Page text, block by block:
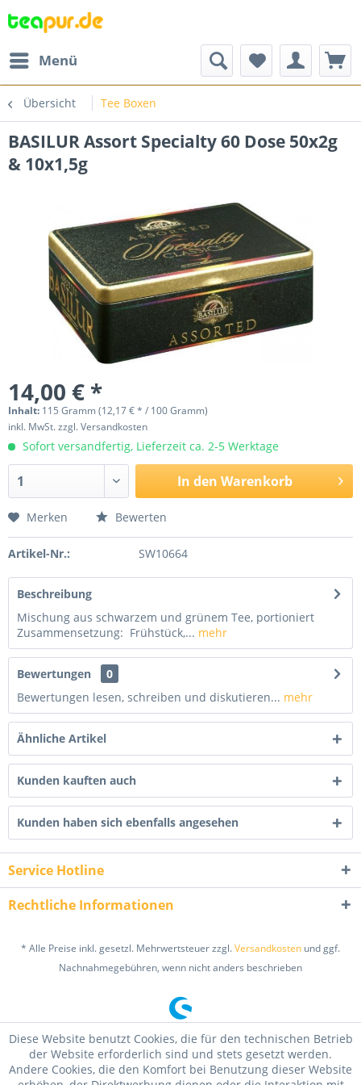
Menü
Übersicht Tee Boxen
BASILUR Assort Specialty 60 Dose 50x2g
& 10x1,5g
14,00 € *
Inhalt: 115 Gramm (12,17 € * / 100 Gramm)
inkl. MwSt.zzgl. Versandkosten
Sofort versandfertig, Lieferzeit ca. 2-5 Werktage
In den Warenkorb
Merken Bewerten
Artikel-Nr.: SW10664
Beschreibung
Mischung aus schwarzem und grünem Tee, portioniert
Zusammensetzung: Frühstück,... mehr
Bewertungen
0
Bewertungen lesen, schreiben und diskutieren... mehr
Ähnliche Artikel
Kunden kauften auch
Kunden haben sich ebenfalls angesehen
Service Hotline
Rechtliche Informationen
* Alle Preise inkl. gesetzl. Mehrwertsteuer zzgl.Versandkosten und ggf.
Nachnahmegebühren, wenn nicht anders beschrieben
Diese Website benutzt Cookies, die für den technischen Betrieb
der Website erforderlich sind und stets gesetzt werden.
Andere Cookies, die den Komfort bei Benutzung dieser Website